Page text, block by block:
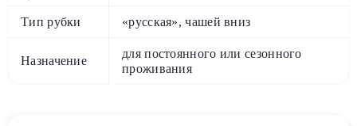
Тип рубки «русская», чашей вниз
Назначение
для постоянного или сезонного
проживания